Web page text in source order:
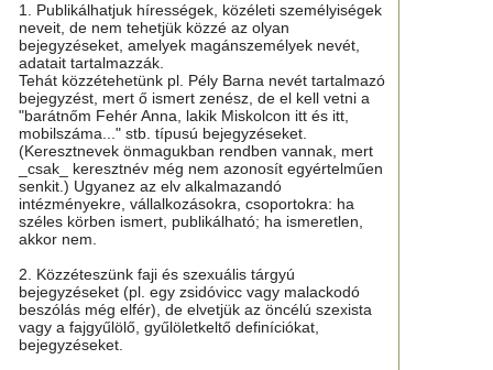
1. Publikálhatjuk hírességek, közéleti személyiségek
neveit, de nem tehetjük közzé az olyan
bejegyzéseket, amelyek magánszemélyek nevét,
adatait tartalmazzák.
Tehát közzétehetünk pl. Pély Barna nevét tartalmazó
bejegyzést, mert ő ismert zenész, de el kell vetni a
"barátnőm Fehér Anna, lakik Miskolcon itt és itt,
mobilszáma..." stb. típusú bejegyzéseket.
(Keresztnevek önmagukban rendben vannak, mert
_csak_ keresztnév még nem azonosít egyértelműen
senkit.) Ugyanez az elv alkalmazandó
intézményekre, vállalkozásokra, csoportokra: ha
széles körben ismert, publikálható; ha ismeretlen,
akkor nem.
2. Közzéteszünk faji és szexuális tárgyú
bejegyzéseket (pl. egy zsidóvicc vagy malackodó
beszólás még elfér), de elvetjük az öncélú szexista
vagy a fajgyűlölő, gyűlöletkeltő definíciókat,
bejegyzéseket.